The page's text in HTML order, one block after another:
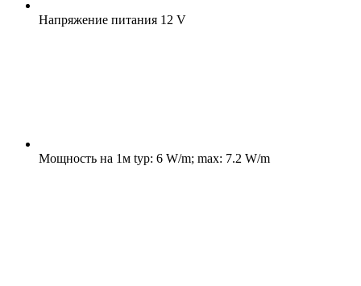
Напряжение питания 12 V
Мощность на 1м typ: 6 W/m; max: 7.2 W/m